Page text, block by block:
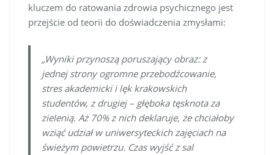
kluczem do ratowania zdrowia psychicznego jest
przejście od teorii do doświadczenia zmysłami:
„Wyniki przynoszą poruszający obraz: z
jednej strony ogromne przebodźcowanie,
stres akademicki i lęk krakowskich
studentów, z drugiej – głęboka tęsknota za
zielenią. Aż 70% z nich deklaruje, że chciałoby
wziąć udział w uniwersyteckich zajęciach na
świeżym powietrzu. Czas wyjść z sal